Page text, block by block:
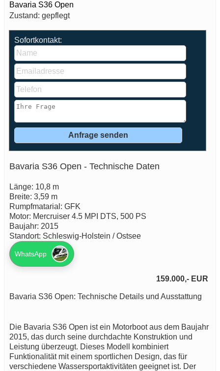
Bavaria S36 Open
Zustand: gepflegt
Sofortkontakt:
Bavaria S36 Open - Technische Daten
Länge: 10,8 m
Breite: 3,59 m
Rumpfmatarial: GFK
Motor: Mercruiser 4.5 MPI DTS, 500 PS
Baujahr: 2015
Standort: Schleswig-Holstein / Ostsee
WhatsApp
159.000,- EUR
Bavaria S36 Open: Technische Details und Ausstattung
Die Bavaria S36 Open ist ein Motorboot aus dem Baujahr
2015, das durch seine durchdachte Konstruktion und
Leistung überzeugt. Dieses Modell kombiniert
Funktionalität mit einem sportlichen Design, das für
verschiedene Wassersportaktivitäten geeignet ist. Der